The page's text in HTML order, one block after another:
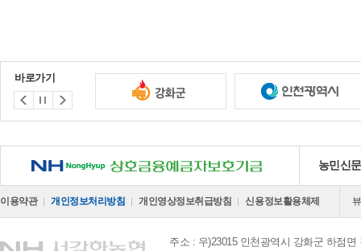
바로가기
NH 상호금융예금자보호기금 농민신
이용약관 개인정보처리방침 개인영상정보취급방침 신용정보활용체제
주소 : 우)23015 인천광역시 강화군 하점면